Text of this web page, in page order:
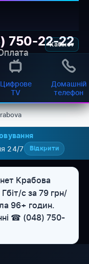
Кабінет
750-22-22
Цифрове
TV
Домашній
телефон
24/7 Відкрити
Крабова
с за 79 грн/
96+ годин.
☎ (048) 750-